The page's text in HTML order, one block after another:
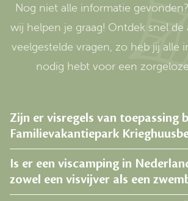
Nog niet alle informatie
wij helpen je graag! Ontdek snel
veelgestelde vragen, zo heb jij alle
nodig hebt voor een
Zijn er visregels van toepassing
Familievakantiepark
Is er een viscamping in
zowel een visvijver als een